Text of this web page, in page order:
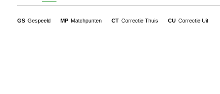
GS Gespeeld MP Matchpunten CT Correctie Thuis CU Correctie Uit